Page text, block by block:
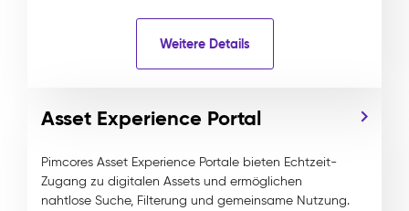
Weitere Details
Asset Experience Portal
Pimcores Asset Experience Portale bieten Echtzeit-
Zugang zu digitalen Assets und ermöglichen
nahtlose Suche, Filterung und gemeinsame Nutzung.